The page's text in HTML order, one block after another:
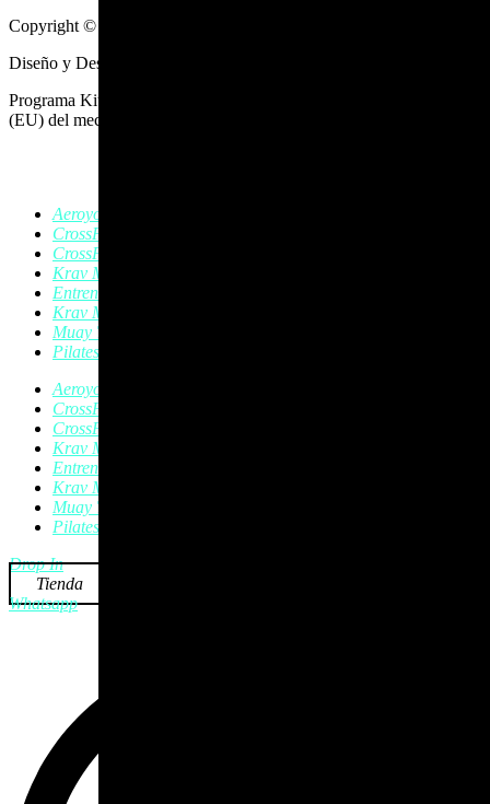
Copyright © 2025 Crossfit Ponferrada
Diseño y Desarrollo Web
Programa Kit Digital cofinanciado por los fondos Next Generation
(EU) del mecanismo de recuperación y resiliencia
Aeroyoga
CrossFit
CrossFit Kids
Krav Magá
Entrenamiento Personal
Krav Magá Infantil
Muay Thai
Pilates
Aeroyoga
CrossFit
CrossFit Kids
Krav Magá
Entrenamiento Personal
Krav Magá Infantil
Muay Thai
Pilates
Drop In
Tienda
Whatsapp